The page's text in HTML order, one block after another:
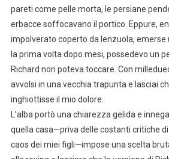
pareti come pelle morta, le persiane
erbacce soffocavano il portico. Eppure,
impolverato coperto da lenzuola, emerse
la prima volta dopo mesi, possedevo un
Richard non poteva toccare. Con
avvolsi in una vecchia trapunta e lasciai
inghiottisse il mio dolore.
L’alba portò una chiarezza gelida e
quella casa—priva delle costanti critiche
caos dei miei figli—impose una scelta